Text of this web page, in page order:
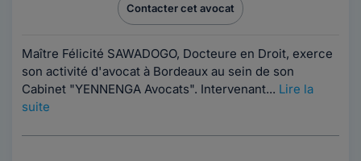
Contacter cet avocat
Maître Félicité SAWADOGO, Docteure en Droit, exerce
son activité d'avocat à Bordeaux au sein de son
Cabinet "YENNENGA Avocats". Intervenant... Lire la
suite